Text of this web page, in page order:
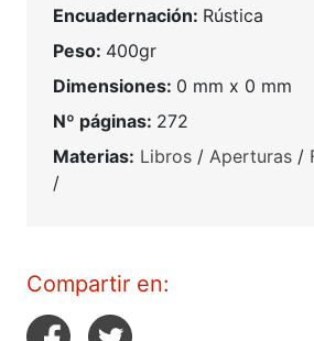
Encuadernación: Rústica
Peso: 400gr
Dimensiones: 0 mm x 0 mm
Nº páginas: 272
Materias: Libros / Aperturas /
/
Compartir en: